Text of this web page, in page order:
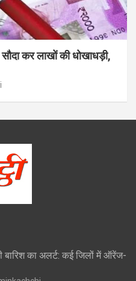
कर लाखों की धोखाधड़ी,
बारिश का अलर्ट: कई जिलों में ऑरेंज-